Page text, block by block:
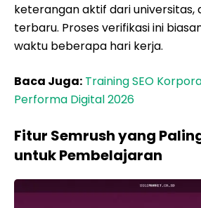
keterangan aktif dari universitas,
terbaru. Proses verifikasi ini
waktu beberapa hari kerja.
Baca Juga: Training SEO
Performa Digital 2026
Fitur Semrush yang
untuk Pembelajaran